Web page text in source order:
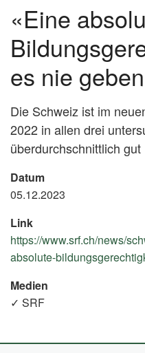
«Eine
es nie
Die Schweiz ist im
2022 in allen drei
überdurchschnittlich gut
Datum
05.12.2023
Link
https://www.srf.ch/news/
absolute-
Medien
✓ SRF